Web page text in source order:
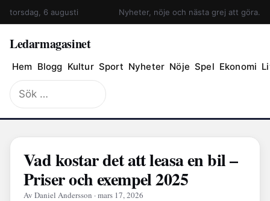
torsdag, 6 augusti Nyheter, nöje och nästa grej att göra.
Ledarmagasinet
Hem Blogg Kultur Sport Nyheter Nöje Spel Ekonomi
Sök
efter:
Vad kostar det att leasa en bil –
Priser och exempel 2025
Av Daniel Andersson · mars 17, 2026